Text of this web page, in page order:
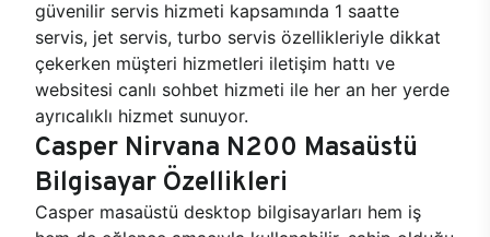
güvenilir servis hizmeti kapsamında 1 saatte
servis, jet servis, turbo servis özellikleriyle dikkat
çekerken müşteri hizmetleri iletişim hattı ve
websitesi canlı sohbet hizmeti ile her an her yerde
ayrıcalıklı hizmet sunuyor.
Casper Nirvana N200 Masaüstü
Bilgisayar Özellikleri
Casper masaüstü desktop bilgisayarları hem iş